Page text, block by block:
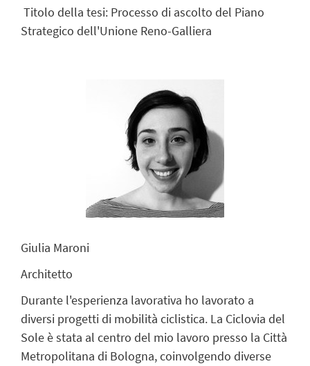
Titolo della tesi: Processo di ascolto del Piano
Strategico dell'Unione Reno-Galliera
Giulia Maroni
Architetto
Durante l'esperienza lavorativa ho lavorato a
diversi progetti di mobilità ciclistica. La Ciclovia del
Sole è stata al centro del mio lavoro presso la Città
Metropolitana di Bologna, coinvolgendo diverse